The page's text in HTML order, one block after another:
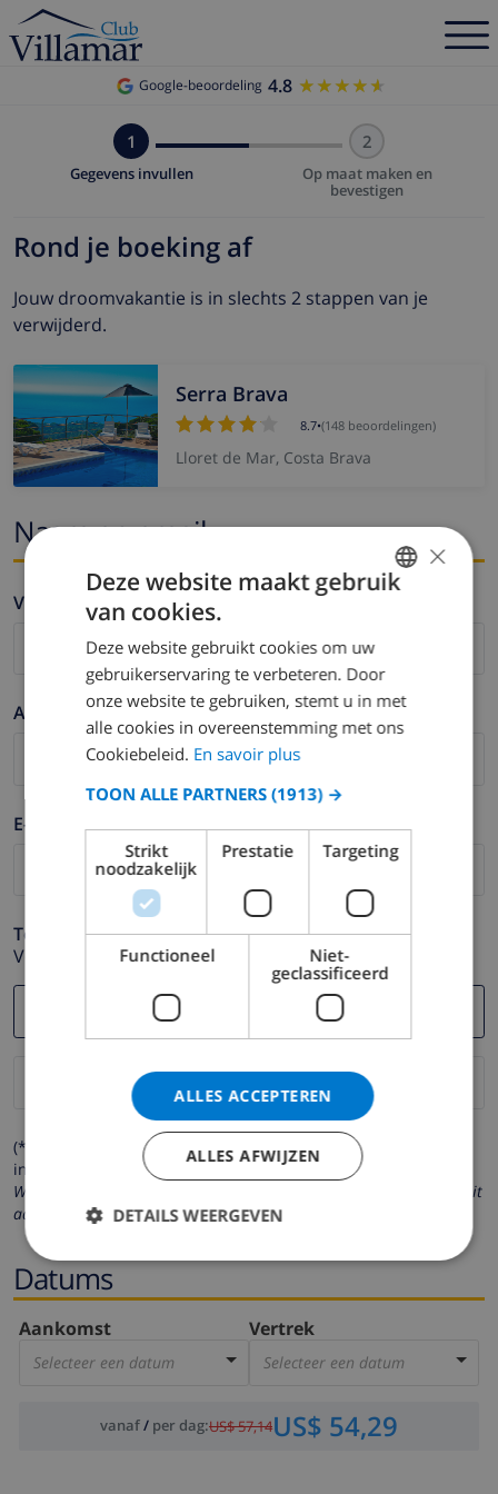
Google-beoordeling 4.8 ★★★★★
★★★★★
1
Gegevens invullen
2
Op maat maken en
bevestigen
Rond je boeking af
Jouw droomvakantie is in slechts 2 stappen van je
verwijderd.
Serra Brava
8.7•(148 beoordelingen)
Lloret de Mar, Costa Brava
Naam en email
Voornaam *
Achternaam *
E-mail *
Telefoonnummer *
Voor het geval dat uw e-mail adres niet correct werkt.
(* de velden met een sterretje moeten verplicht worden
ingevuld )
Wij respecteren uw privacy. Uw persoonlijke gegevens worden nooit
aan derden verstrekt.
Datums
Aankomst
Selecteer een datum
Vertrek
Selecteer een datum
vanaf/ per dag:US$ 57,14US$ 54,29
DUTCH
SPANISH
CATALAN
ITALIAN
NORWEGIAN
×
Deze website maakt gebruik
van cookies.
Deze website gebruikt cookies om uw
gebruikerservaring te verbeteren. Door
onze website te gebruiken, stemt u in met
alle cookies in overeenstemming met ons
Cookiebeleid. En savoir plus
TOON ALLE PARTNERS (1913) →
Strikt
noodzakelijk
Prestatie Targeting
Functioneel
Niet-
geclassificeerd
ALLES ACCEPTEREN
ALLES AFWIJZEN
DETAILS WEERGEVEN